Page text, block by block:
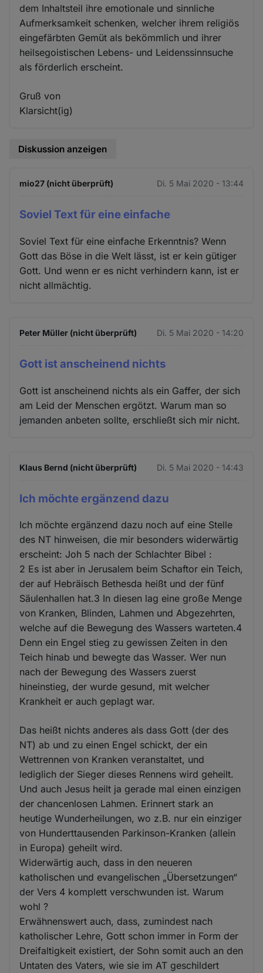
dem Inhaltsteil ihre emotionale und sinnliche
Aufmerksamkeit schenken, welcher ihrem religiös
eingefärbten Gemüt als bekömmlich und ihrer
heilsegoistischen Lebens- und Leidenssinnsuche
als förderlich erscheint.
Gruß von
Klarsicht(ig)
Diskussion anzeigen
mio27 (nicht überprüft) Di. 5 Mai 2020 - 13:44
Soviel Text für eine einfache
Soviel Text für eine einfache Erkenntnis? Wenn
Gott das Böse in die Welt lässt, ist er kein gütiger
Gott. Und wenn er es nicht verhindern kann, ist er
nicht allmächtig.
Peter Müller (nicht überprüft) Di. 5 Mai 2020 - 14:20
Gott ist anscheinend nichts
Gott ist anscheinend nichts als ein Gaffer, der sich
am Leid der Menschen ergötzt. Warum man so
jemanden anbeten sollte, erschließt sich mir nicht.
Klaus Bernd (nicht überprüft) Di. 5 Mai 2020 - 14:43
Ich möchte ergänzend dazu
Ich möchte ergänzend dazu noch auf eine Stelle
des NT hinweisen, die mir besonders widerwärtig
erscheint: Joh 5 nach der Schlachter Bibel :
2 Es ist aber in Jerusalem beim Schaftor ein Teich,
der auf Hebräisch Bethesda heißt und der fünf
Säulenhallen hat.3 In diesen lag eine große Menge
von Kranken, Blinden, Lahmen und Abgezehrten,
welche auf die Bewegung des Wassers warteten.4
Denn ein Engel stieg zu gewissen Zeiten in den
Teich hinab und bewegte das Wasser. Wer nun
nach der Bewegung des Wassers zuerst
hineinstieg, der wurde gesund, mit welcher
Krankheit er auch geplagt war.
Das heißt nichts anderes als dass Gott (der des
NT) ab und zu einen Engel schickt, der ein
Wettrennen von Kranken veranstaltet, und
lediglich der Sieger dieses Rennens wird geheilt.
Und auch Jesus heilt ja gerade mal einen einzigen
der chancenlosen Lahmen. Erinnert stark an
heutige Wunderheilungen, wo z.B. nur ein einziger
von Hunderttausenden Parkinson-Kranken (allein
in Europa) geheilt wird.
Widerwärtig auch, dass in den neueren
katholischen und evangelischen „Übersetzungen“
der Vers 4 komplett verschwunden ist. Warum
wohl ?
Erwähnenswert auch, dass, zumindest nach
katholischer Lehre, Gott schon immer in Form der
Dreifaltigkeit existiert, der Sohn somit auch an den
Untaten des Vaters, wie sie im AT geschildert